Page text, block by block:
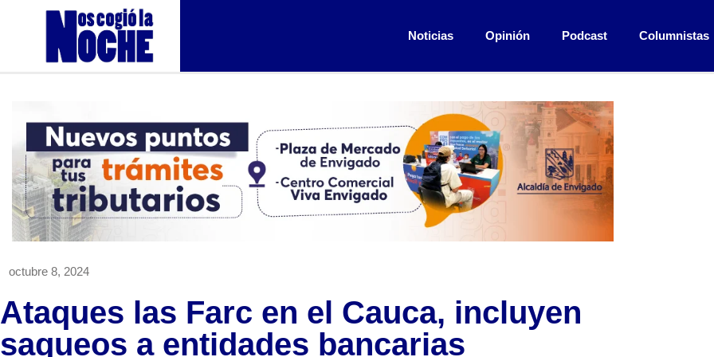
Noticias Opinión Podcast Columnistas
octubre 8, 2024
Ataques las Farc en el Cauca, incluyen
saqueos a entidades bancarias